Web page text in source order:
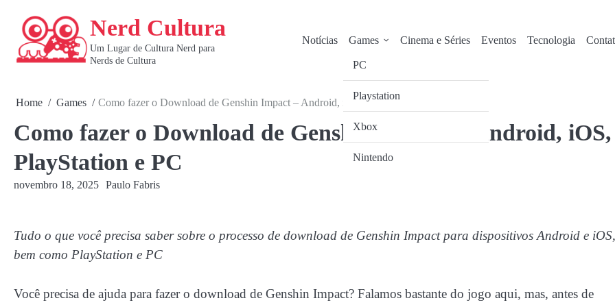
content
Nerd Cultura
Um Lugar de Cultura Nerd para
Nerds de Cultura
Notícias
Games
PC
Playstation
Xbox
Nintendo
Cinema e Séries Eventos Tecnologia
Home Games Como fazer o Download de Genshin Impact – Android, iOS, PlayStation e PC
Como fazer o Download de Genshin Impact – Android, iOS,
PlayStation e PC
novembro 18, 2025 Paulo Fabris
Tudo o que você precisa saber sobre o processo de download de Genshin Impact para dispositivos Android e iOS,
bem como PlayStation e PC
Você precisa de ajuda para fazer o download de Genshin Impact? Falamos bastante do jogo aqui, mas, antes de